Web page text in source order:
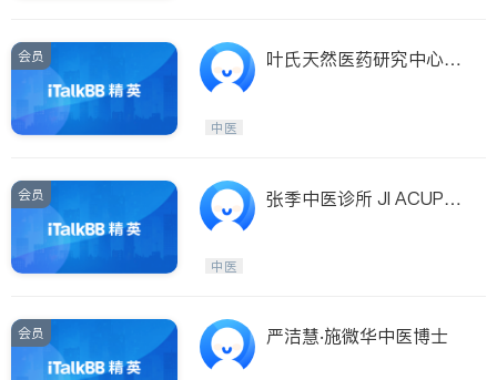
会员
叶氏天然医药研究中心‧
中医
会员
张季中医诊所 JI ACUPU
中医
会员 严洁慧‧施微华中医博士